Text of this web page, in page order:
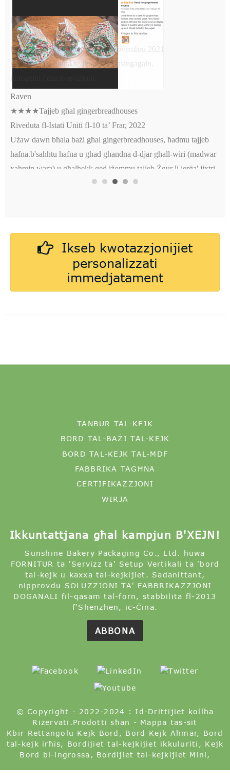
Raven
★★★★Tajjeb għal gingerbreadhouses
Riveduta fl-Istati Uniti fl-10 ta’ Frar, 2022
Użaw dawn bħala bażi għal gingerbreadhouses, ħadmu tajjeb
ħafna.b'saħħtu ħafna u għad għandna d-djar għall-wiri (madwar
xahrejn wara) u għalhekk qed iżommu tajjeb.Żgur li jerġa' jixtri.
immaġini f'din ir-reviżjoni
Klijent Amazon
★★★★★Kwalità tajba ħafna
Riveduta fl-Istati Uniti fis-6 ta’ Novembru 2021
kwalità tajba ħafna.se jkun purchasingagain.
Ikseb kwotazzjonijiet
TANBUR TAL-KEJK
ĊERTIFIKAZZJONI
WIRJA
Ikkuntattjana għal kampjun B'XEJN!
FORNITUR ta 'Servizz ta' Setup Vertikali ta 'bord
DOGANALI fil-qasam tal-forn, stabbilita fl-2013
ABBONA
Kbir Rettangolu Kejk Bord,Bord Kejk Aħmar
Bordijiet tal-kejkijiet ikkuluriti